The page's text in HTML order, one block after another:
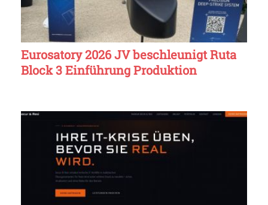
Eurosatory 2026 JV beschleunigt Ruta
Block 3 Einführung Produktion